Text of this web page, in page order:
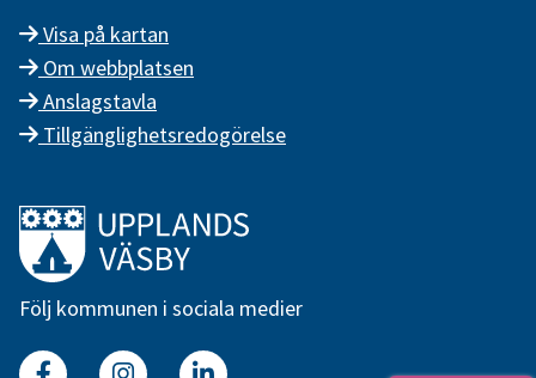
Visa på kartan
Om webbplatsen
Anslagstavla
Tillgänglighetsredogörelse
Länk till startsidan
Följ kommunen i sociala medier